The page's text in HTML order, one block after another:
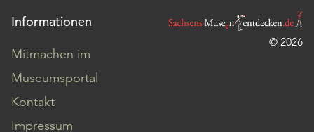
Informationen
Mitmachen im
Museumsportal
Kontakt
Impressum
© 2026